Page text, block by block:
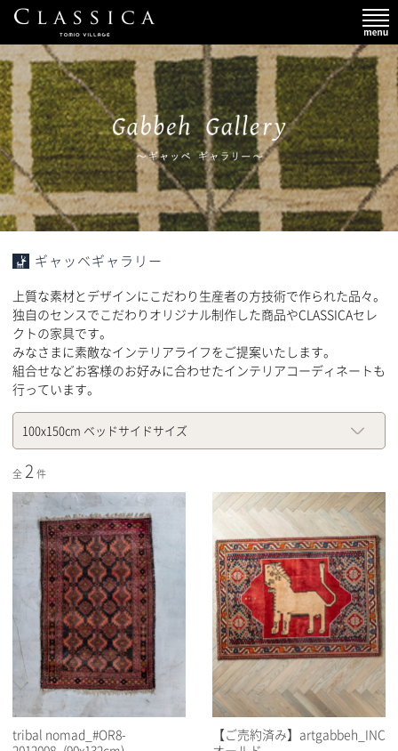
ギャッベギャラリー
上質な素材とデザインにこだわり生産者の方技術で作られた品々。
独自のセンスでこだわりオリジナル制作した商品やCLASSICAセレ
クトの家具です。
みなさまに素敵なインテリアライフをご提案いたします。
組合せなどお客様のお好みに合わせたインテリアコーディネートも
行っています。
100x150cm ベッドサイドサイズ
全 2件
tribal nomad_#OR8-
【ご売約済み】artgabbeh_INC